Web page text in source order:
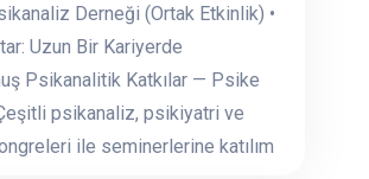
Derneği (Ortak Etkinlik) •
Uzun Bir Kariyerde
Psikanalitik Katkılar — Psike
psikanaliz, psikiyatri ve
ile seminerlerine katılım